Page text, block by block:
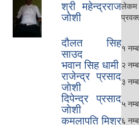
श्री महेन्द्रराज
जोशी
लेकम
दौलत सिह
साउद
१
भवान सिह धामी २
राजेन्द्र प्रसाद
जाेशी
३
दिपेन्द्र प्रसाद
जाेशी
५
कमलापति मिश्र६